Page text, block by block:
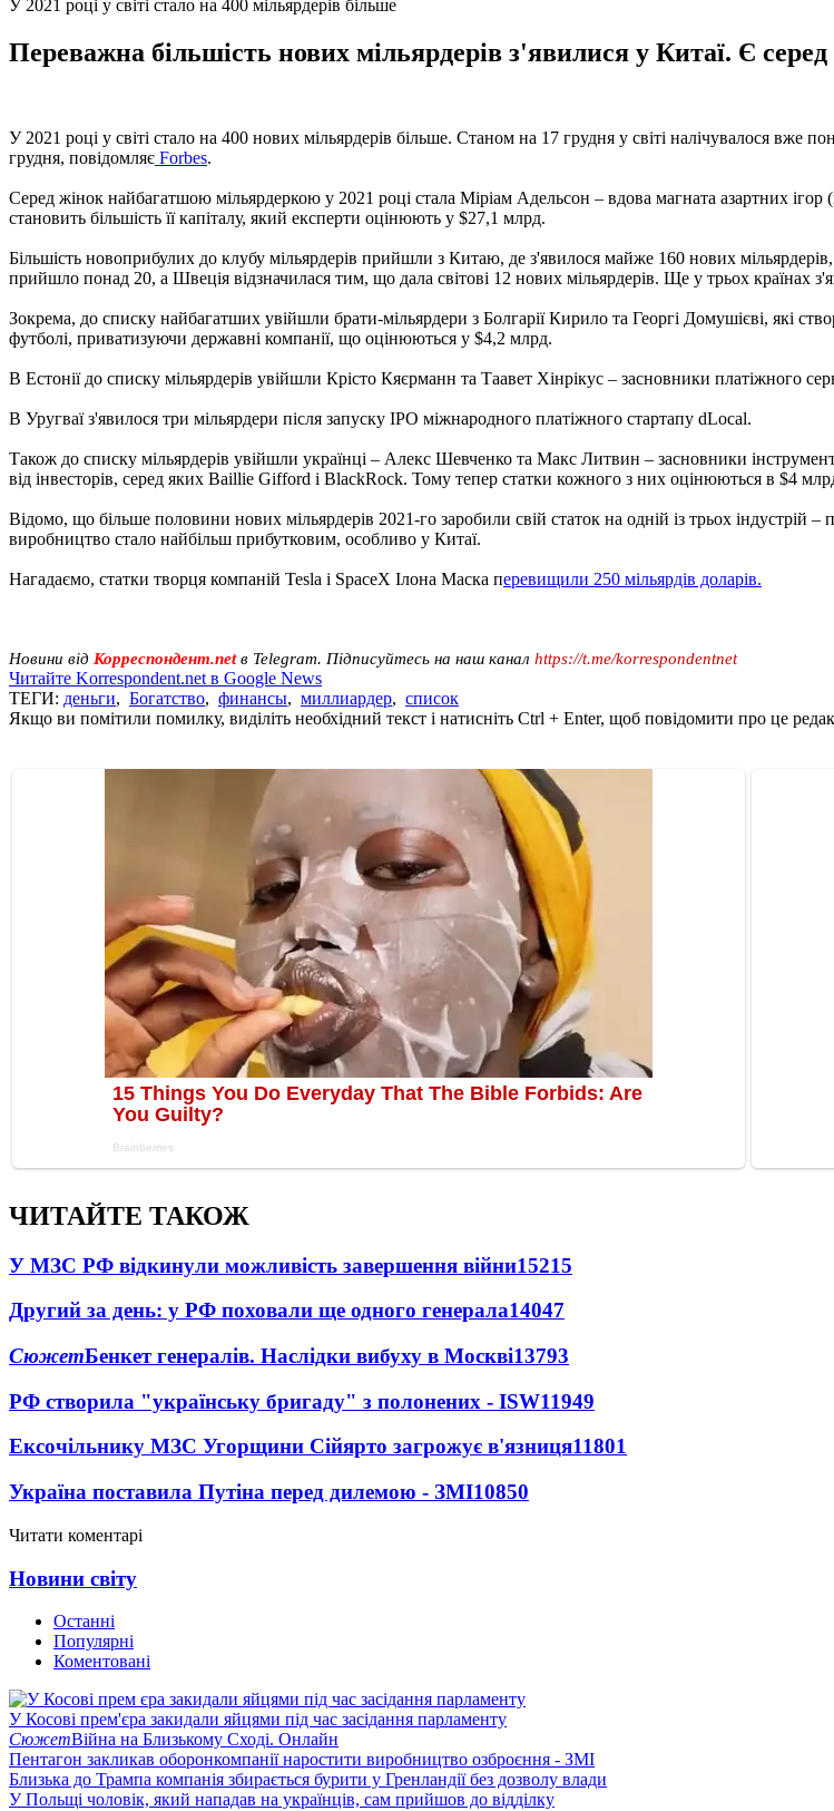
У 2021 році у світі стало на 400 мільярдерів більше
Переважна більшість нових мільярдерів з'явилися у Китаї. Є серед
У 2021 році у світі стало на 400 нових мільярдерів більше. Станом на 17 грудня у світі налічувалося вже
грудня, повідомляє Forbes.
Серед жінок найбагатшою мільярдеркою у 2021 році стала Міріам Адельсон – вдова магната азартних
становить більшість її капіталу, який експерти оцінюють у $27,1 млрд.
Більшість новоприбулих до клубу мільярдерів прийшли з Китаю, де з'явилося майже 160 нових
прийшло понад 20, а Швеція відзначилася тим, що дала світові 12 нових мільярдерів. Ще у трьох країнах
Зокрема, до списку найбагатших увійшли брати-мільярдери з Болгарії Кирило та Георгі Домушієві, які
футболі, приватизуючи державні компанії, що оцінюються у $4,2 млрд.
В Естонії до списку мільярдерів увійшли Крісто Кяєрманн та Таавет Хінрікус – засновники платіжного
В Уругваї з'явилося три мільярдери після запуску IPO міжнародного платіжного стартапу dLocal.
Також до списку мільярдерів увійшли українці – Алекс Шевченко та Макс Литвин – засновники
від інвесторів, серед яких Baillie Gifford і BlackRock. Тому тепер статки кожного з них оцінюються в $4
Відомо, що більше половини нових мільярдерів 2021-го заробили свій статок на одній із трьох індустрій
виробництво стало найбільш прибутковим, особливо у Китаї.
Нагадаємо, статки творця компаній Tesla і SpaceX Ілона Маска перевищили 250 мільярдів доларів.
Новини від Корреспондент.netв Telegram. Підписуйтесь на наш канал https://t.me/korrespondentnet
Читайте Korrespondent.net в Google News
ТЕГИ: деньги, Богатство, финансы, миллиардер, список
Якщо ви помітили помилку, виділіть необхідний текст і натисніть Ctrl + Enter, щоб повідомити про це
ЧИТАЙТЕ ТАКОЖ
У МЗС РФ відкинули можливість завершення війни15215
Другий за день: у РФ поховали ще одного генерала14047
СюжетБенкет генералів. Наслідки вибуху в Москві13793
РФ створила "українську бригаду" з полонених - ISW11949
Ексочільнику МЗС Угорщини Сійярто загрожує в'язниця11801
Україна поставила Путіна перед дилемою - ЗМІ10850
Читати коментарі
Новини світу
Останні
Популярні
Коментовані
У Косові прем'єра закидали яйцями під час засідання парламенту
СюжетВійна на Близькому Сході. Онлайн
Пентагон закликав оборонкомпанії наростити виробництво озброєння - ЗМІ
Близька до Трампа компанія збирається бурити у Гренландії без дозволу влади
У Польщі чоловік, який нападав на українців, сам прийшов до відділку